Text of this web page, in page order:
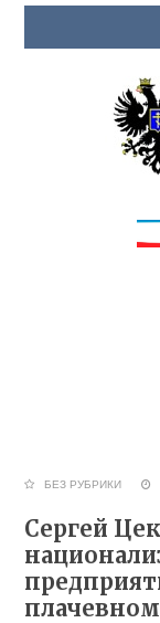
БЕЗ РУБРИКИ
Сергей